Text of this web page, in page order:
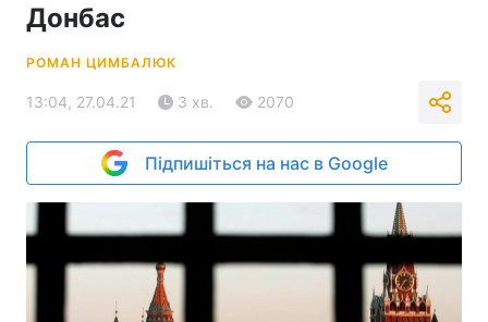
Донбас
РОМАН ЦИМБАЛЮК
13:04, 27.04.21 3 хв. 2070
Підпишіться на нас в Google